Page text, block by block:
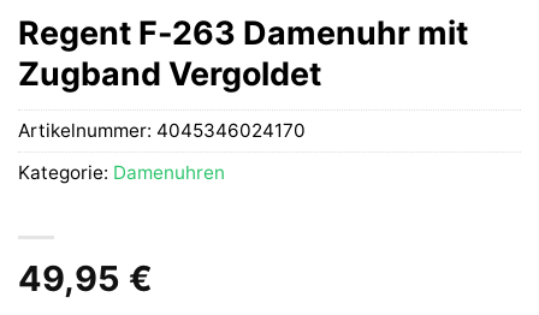
Regent F-263 Damenuhr mit
Zugband Vergoldet
49,95 €
Artikelnummer: 4045346024170
Kategorie: Damenuhren